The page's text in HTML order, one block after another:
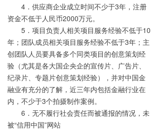
4．供应商企业成立时间不少于3年，注册
资金不低于人民币2000万元。
5．项目负责人相关项目服务经验不低于10
年；团队成员相关项目服务经验不低于3年；主
创团队人员要具备多个同类项目的创意策划经
验（尤其是各大国企央企的宣传片、广告片、
纪录片、专题片创意策划经验），并对中国金
融业有充分的了解，近三年内包括金融行业在
内，不少于3个拍摄制作案例。
6．无不履行社会责任而被通报的情况，未
被“信用中国”网站